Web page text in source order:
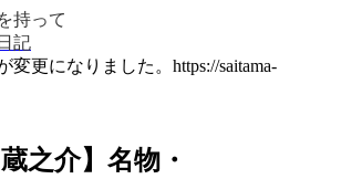
持って
変更になりました。https://saitama-
之介】名物・